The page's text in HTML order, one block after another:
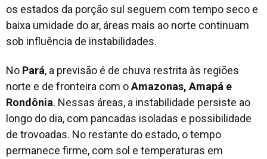
os estados da porção sul seguem com tempo seco e
baixa umidade do ar, áreas mais ao norte continuam
sob influência de instabilidades.
No Pará, a previsão é de chuva restrita às regiões
norte e de fronteira com oAmazonas, Amapá e
Rondônia. Nessas áreas, a instabilidade persiste ao
longo do dia, com pancadas isoladas e possibilidade
de trovoadas. No restante do estado, o tempo
permanece firme, com sol e temperaturas em